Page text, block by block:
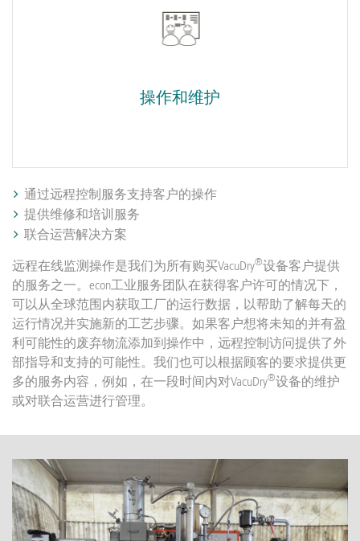
操作和维护
通过远程控制服务支持客户的操作
提供维修和培训服务
联合运营解决方案
远程在线监测操作是我们为所有购买VacuDry®设备客户提供
的服务之一。econ工业服务团队在获得客户许可的情况下，
可以从全球范围内获取工厂的运行数据，以帮助了解每天的
运行情况并实施新的工艺步骤。如果客户想将未知的并有盈
利可能性的废弃物流添加到操作中，远程控制访问提供了外
部指导和支持的可能性。我们也可以根据顾客的要求提供更
多的服务内容，例如，在一段时间内对VacuDry®设备的维护
或对联合运营进行管理。